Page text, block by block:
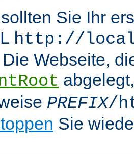
Sie Ihr
http://
Webseite,
PREFIX/
Sie